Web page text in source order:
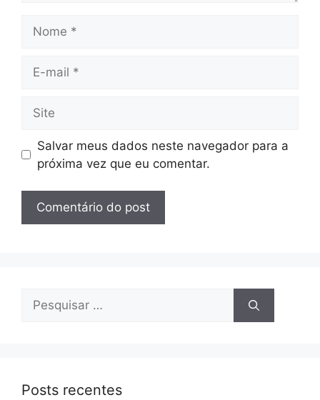
mail
Salvar meus dados neste navegador para a
próxima vez que eu comentar.
Pesquisar
Posts recentes